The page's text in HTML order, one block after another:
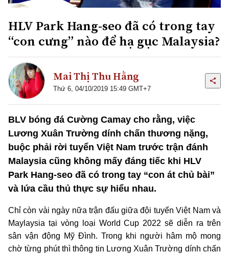
HLV Park Hang-seo đã có trong tay
“con cưng” nào để hạ gục Malaysia?
Mai Thị Thu Hằng
Thứ 6, 04/10/2019 15:49 GMT+7
BLV bóng đá Cường Camay cho rằng, việc
Lương Xuân Trường dính chấn thương nặng,
buộc phải rời tuyển Việt Nam trước trận đánh
Malaysia cũng không mấy đáng tiếc khi HLV
Park Hang-seo đã có trong tay “con át chủ bài”
và lứa cầu thủ thực sự hiểu nhau.
Chỉ còn vài ngày nữa trận đấu giữa đội tuyển Việt Nam và
Maylaysia tại vòng loại World Cup 2022 sẽ diễn ra trên
sân vận động Mỹ Đình. Trong khi người hâm mộ mong
chờ từng phút thì thông tin Lương Xuân Trường dính chấn